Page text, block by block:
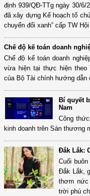
định 939/QĐ-TTg ngày 30/6/
đã xây dựng Kế hoạch tổ
chuyển đổi xanh” cấp TW
Chế độ kế toán doanh
Chế độ kế toán doanh
vừa hiện tại thực hiện theo
của Bộ Tài chính hướng dẫn
Bí quyết
Nam
Công
kinh doanh trên Sàn thương
Đắk Lắk:
Cuối
Đắk Lắk,
thơm
trời phú